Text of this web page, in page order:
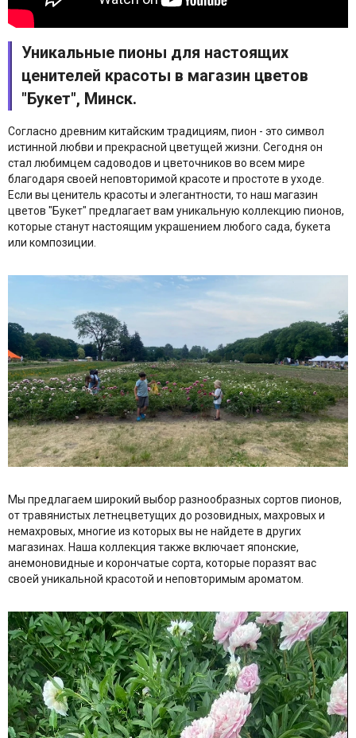
Уникальные пионы для настоящих
ценителей красоты в магазин цветов
"Букет", Минск.
Согласно древним китайским традициям, пион - это символ
истинной любви и прекрасной цветущей жизни. Сегодня он
стал любимцем садоводов и цветочников во всем мире
благодаря своей неповторимой красоте и простоте в уходе.
Если вы ценитель красоты и элегантности, то наш магазин
цветов "Букет" предлагает вам уникальную коллекцию пионов,
которые станут настоящим украшением любого сада, букета
или композиции.
Мы предлагаем широкий выбор разнообразных сортов пионов,
от травянистых летнецветущих до розовидных, махровых и
немахровых, многие из которых вы не найдете в других
магазинах. Наша коллекция также включает японские,
анемоновидные и корончатые сорта, которые поразят вас
своей уникальной красотой и неповторимым ароматом.